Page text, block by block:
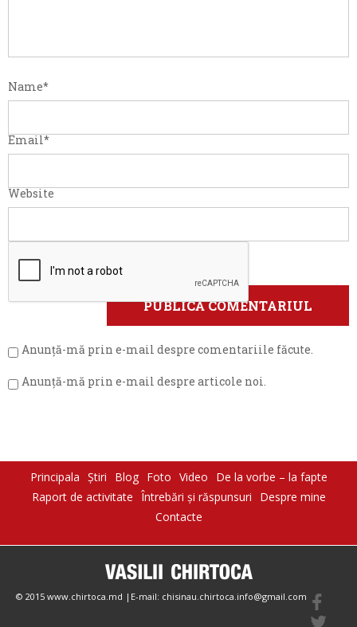
Name*
Email*
Website
Anunță-mă prin e-mail despre comentariile făcute.
Anunță-mă prin e-mail despre articole noi.
Principala Știri Blog Foto Video
De la vorbe – la fapte
Raport de activitate Întrebări şi răspunsuri
Despre mine
Contacte
© 2015 www.chirtoca.md |E-mail: chisinau.chirtoca.info@gmail.com